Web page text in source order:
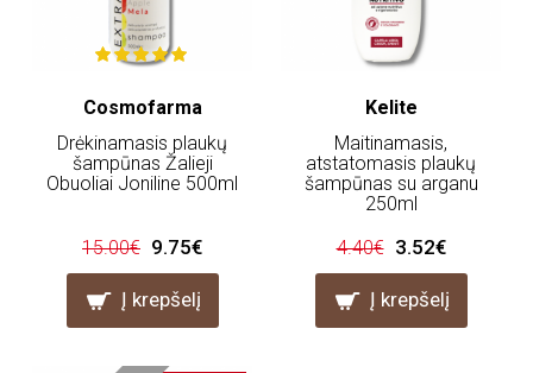
Cosmofarma
Drėkinamasis plaukų
šampūnas Žalieji
Obuoliai Joniline 500ml
15.00€ 9.75€
Į krepšelį
Kelite
Maitinamasis,
atstatomasis plaukų
šampūnas su arganu
250ml
4.40€ 3.52€
Į krepšelį